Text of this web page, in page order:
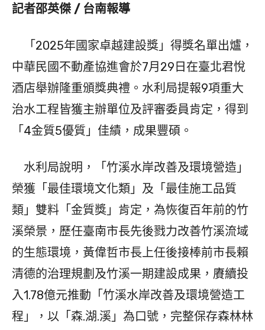
記者邵英傑 / 台南報導
「2025年國家卓越建設獎」得獎名單出爐，
中華民國不動產協進會於7月29日在臺北君悅
酒店舉辦隆重頒獎典禮。水利局提報9項重大
治水工程皆獲主辦單位及評審委員肯定，得到
「4金質5優質」佳績，成果豐碩。
水利局說明，「竹溪水岸改善及環境營造」
榮獲「最佳環境文化類」及「最佳施工品質
類」雙料「金質獎」肯定，為恢復百年前的竹
溪榮景，歷任臺南市長先後戮力改善竹溪流域
的生態環境，黃偉哲市長上任後接棒前市長賴
清德的治理規劃及竹溪一期建設成果，賡續投
入1.78億元推動「竹溪水岸改善及環境營造工
程」，以「森.湖.溪」為口號，完整保存森林林